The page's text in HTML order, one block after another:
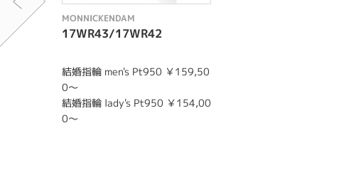
MONNICKENDAM
17WR43/17WR42
結婚指輪 men's Pt950 ￥159,50
0～
結婚指輪 lady's Pt950 ￥154,00
0～